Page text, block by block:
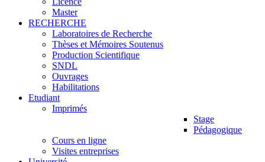
Master
RECHERCHE
Laboratoires de Recherche
Thèses et Mémoires Soutenus
Production Scientifique
SNDL
Ouvrages
Habilitations
Etudiant
Imprimés
Stage
Pédagogique
Cours en ligne
Visites entreprises